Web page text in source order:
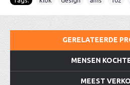
GERELATEERDE
MENSEN
MEEST